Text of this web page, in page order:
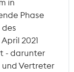
in
Phase
2021
- darunter
Vertreter